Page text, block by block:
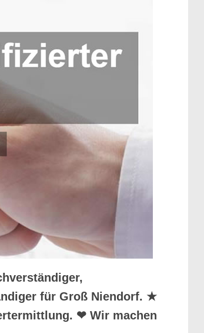
für Groß Niendorf. ★
❤ Wir machen